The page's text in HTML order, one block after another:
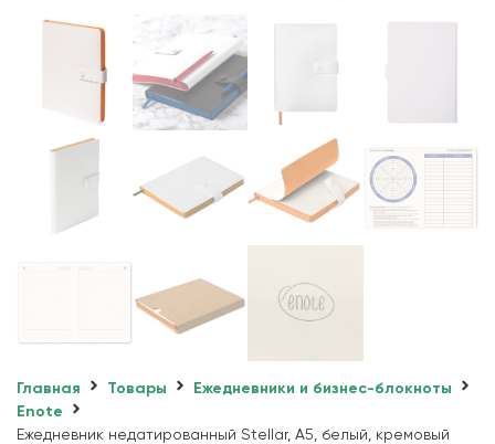
Главная Товары
Ежедневники и бизнес-блокноты
Enote
Ежедневник недатированный Stellar, А5, белый, кремовый